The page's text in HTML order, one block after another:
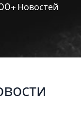
Новостей